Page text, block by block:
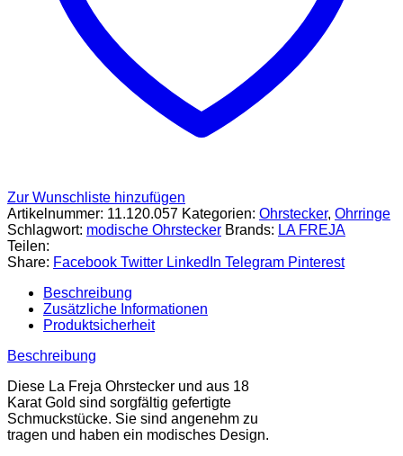
Zur Wunschliste hinzufügen
Artikelnummer: 11.120.057 Kategorien: Ohrstecker, Ohrringe
Schlagwort: modische Ohrstecker Brands: LA FREJA
Teilen:
Share: Facebook Twitter LinkedIn Telegram Pinterest
Beschreibung
Zusätzliche Informationen
Produktsicherheit
Beschreibung
Diese La Freja Ohrstecker und aus 18
Karat Gold sind sorgfältig gefertigte
Schmuckstücke. Sie sind angenehm zu
tragen und haben ein modisches Design.